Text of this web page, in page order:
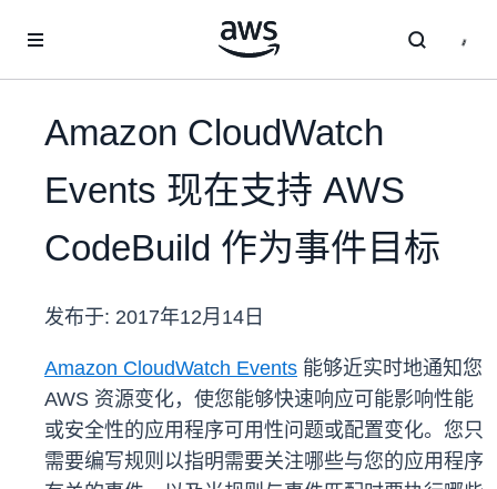
Amazon CloudWatch
Events 现在支持 AWS
CodeBuild 作为事件目标
发布于: 2017年12月14日
Amazon CloudWatch Events 能够近实时地通知您
AWS 资源变化，使您能够快速响应可能影响性能
或安全性的应用程序可用性问题或配置变化。您只
需要编写规则以指明需要关注哪些与您的应用程序